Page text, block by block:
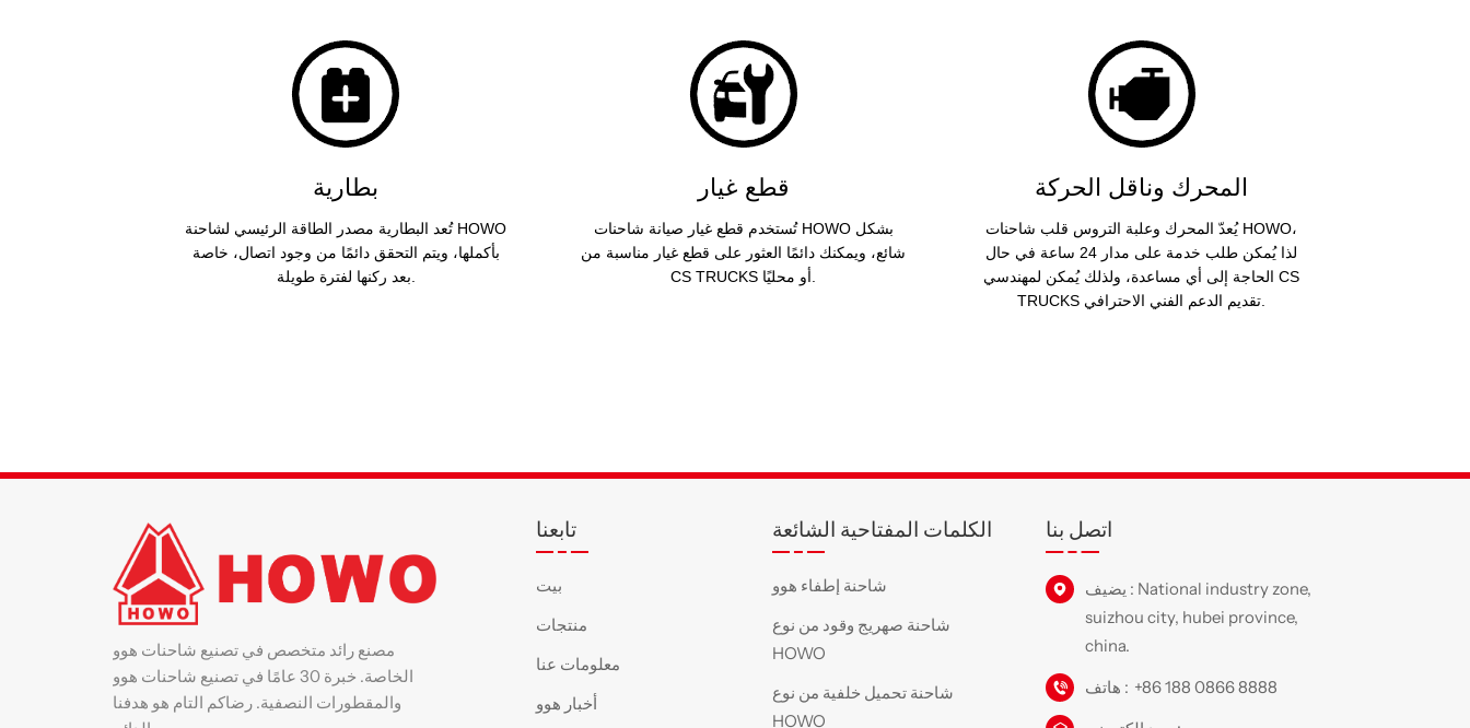
بطارية
تُعد البطارية مصدر الطاقة الرئيسي لشاحنة HOWO
بأكملها، ويتم التحقق دائمًا من وجود اتصال، خاصة
بعد ركنها لفترة طويلة.
قطع غيار
تُستخدم قطع غيار صيانة شاحنات HOWO بشكل
شائع، ويمكنك دائمًا العثور على قطع غيار مناسبة من
CS TRUCKS أو محليًا.
المحرك وناقل الحركة
يُعدّ المحرك وعلبة التروس قلب شاحنات HOWO،
لذا يُمكن طلب خدمة على مدار 24 ساعة في حال
الحاجة إلى أي مساعدة، ولذلك يُمكن لمهندسي CS
TRUCKS تقديم الدعم الفني الاحترافي.
مصنع رائد متخصص في تصنيع شاحنات هوو
الخاصة. خبرة 30 عامًا في تصنيع شاحنات هوو
والمقطورات النصفية. رضاكم التام هو هدفنا
تابعنا
بيت
منتجات
معلومات عنا
أخبار هوو
الكلمات المفتاحية الشائعة
شاحنة إطفاء هوو
شاحنة صهريج وقود من نوع
HOWO
شاحنة تحميل خلفية من نوع
HOWO
اتصل بنا
يضيف : National industry zone,
suizhou city, hubei province,
china.
هاتف : +86 188 0866 8888